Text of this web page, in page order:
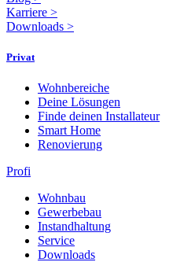
Karriere >
Downloads >
Privat
Wohnbereiche
Deine Lösungen
Finde deinen Installateur
Smart Home
Renovierung
Profi
Wohnbau
Gewerbebau
Instandhaltung
Service
Downloads